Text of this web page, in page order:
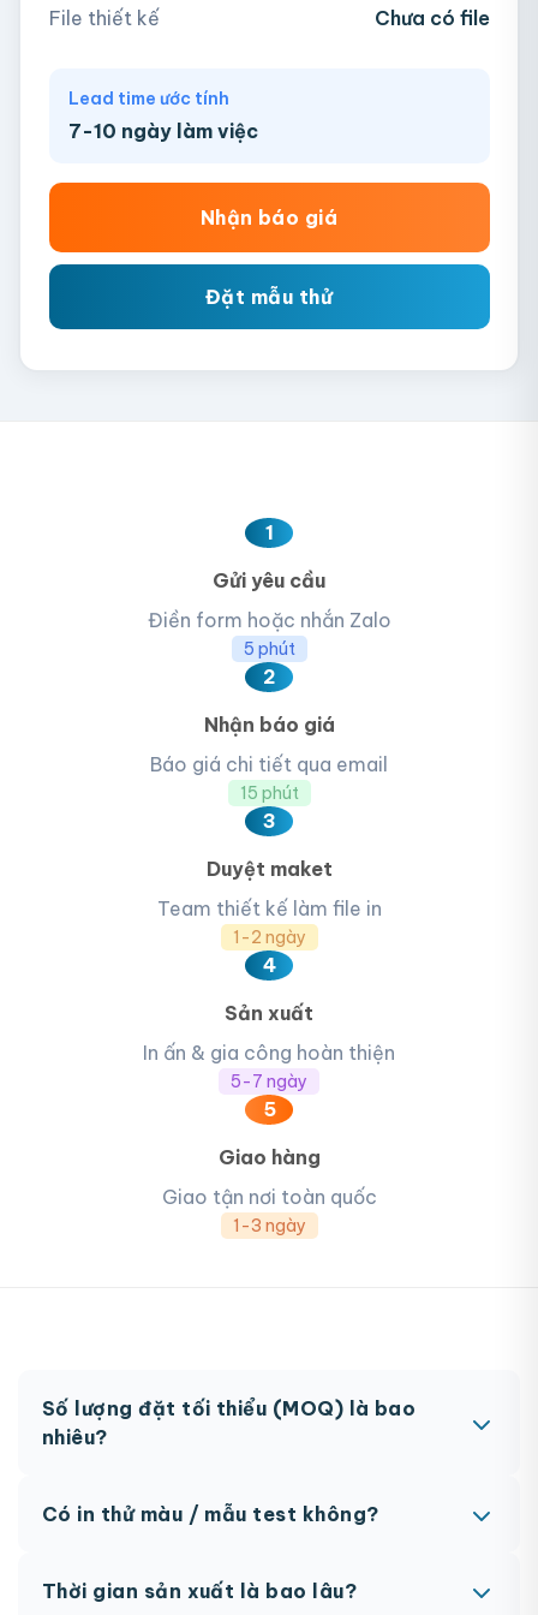
File thiết kế Chưa có file
Lead time ước tính
7-10 ngày làm việc
Nhận báo giá
Đặt mẫu thử
1
Gửi yêu cầu
Điền form hoặc nhắn Zalo
5 phút
2
Nhận báo giá
Báo giá chi tiết qua email
15 phút
3
Duyệt maket
Team thiết kế làm file in
1-2 ngày
4
Sản xuất
In ấn & gia công hoàn thiện
5-7 ngày
5
Giao hàng
Giao tận nơi toàn quốc
1-3 ngày
Số lượng đặt tối thiểu (MOQ) là bao
nhiêu?
đặc biệt có thể có MOQ khác nhau.
Có in thử màu / mẫu test không?
trà. Chi phí in thử sẽ được tính vào đơn hàng
Thời gian sản xuất là bao lâu?